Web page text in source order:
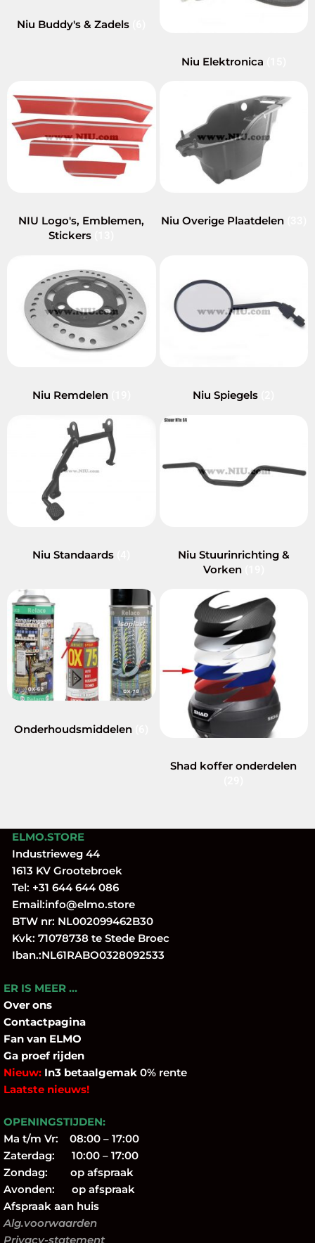
Niu Buddy's & Zadels
Niu Elektronica
NIU Logo's, Emblemen,
Stickers
Niu Overige Plaatdelen
Niu Remdelen Niu Spiegels
Niu Standaards
Niu Stuurinrichting &
Vorken
Onderhoudsmiddelen
Shad koffer onderdelen
ELMO.STORE
Industrieweg 44
1613 KV Grootebroek
Tel: +31 644 644 086
Email:info@elmo.store
BTW nr: NL002099462B30
Kvk: 71078738 te Stede Broec
Iban.:NL61RABO0328092533
ER IS MEER …
Over ons
Contactpagina
Fan van ELMO
Ga proef rijden
Nieuw: In3 betaalgemak 0% rente
Laatste nieuws!
OPENINGSTIJDEN:
Ma t/m Vr: 08:00 – 17:00
Zaterdag: 10:00 – 17:00
Zondag: op afspraak
Avonden: op afspraak
Afspraak aan huis
Alg.voorwaarden
Privacy-statement